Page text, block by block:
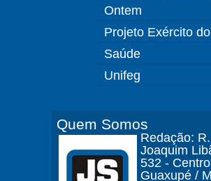
Ontem
Projeto Exército
Saúde
Unifeg
Quem Somos
Redação:
Joaquim
532 -
Guaxupé /